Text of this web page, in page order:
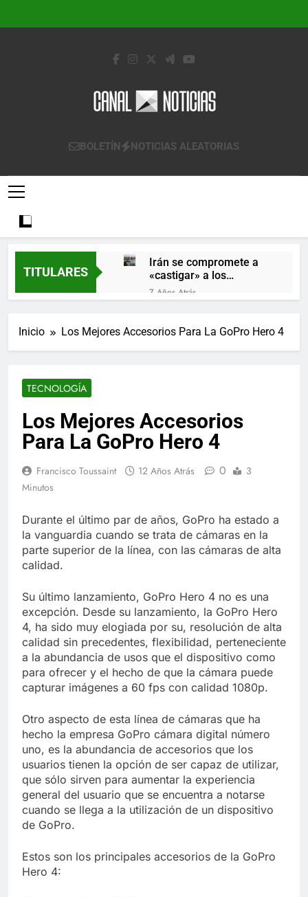
Canal Noticias
Canal Noticias
BOLETÍN NOTICIAS ALEATORIAS
TITULARES
Irán se compromete a
«castigar» a los
responsables de
derribar un avión
realizan arrestos
7 Años Atrás
Estados Unidos de
7 Años Atrás
Los últimos paquetes
restaurador, Carl Ruiz,
muere a los 44 años
7 Años Atrás
La familia Kennedy
miembro de la familia
7 Años Atrás
Especiales en México,
Chile, Argentina,
Colombia, Perú ,
Ecuador, Costa Rica y
7 Años Atrás
Veona Skin Care
Crema Precios –
México – Descuentos
Masivos en Mercado
Libre
7 Años Atrás
Crucero en México te
lleva a lugares
paranormales con
binoculares de visión
nocturna y reuniones de
secuestrados
7 Años Atrás
La Inteligencia Artificial
deepfake de Samsung
fabrica un clip de
sola foto
Inicio Los Mejores Accesorios Para La GoPro Hero 4
TECNOLOGÍA
Los Mejores Accesorios
Para La GoPro Hero 4
Francisco Toussaint 12 Años Atrás 0
3
Minutos
Durante el último par de años, GoPro ha estado a
la vanguardia cuando se trata de cámaras en la
parte superior de la línea, con las cámaras de alta
calidad.
Su último lanzamiento, GoPro Hero 4 no es una
excepción. Desde su lanzamiento, la GoPro Hero
4, ha sido muy elogiada por su, resolución de alta
calidad sin precedentes, flexibilidad, perteneciente
a la abundancia de usos que el dispositivo como
para ofrecer y el hecho de que la cámara puede
capturar imágenes a 60 fps con calidad 1080p.
Otro aspecto de esta línea de cámaras que ha
hecho la empresa GoPro cámara digital número
uno, es la abundancia de accesorios que los
usuarios tienen la opción de ser capaz de utilizar,
que sólo sirven para aumentar la experiencia
general del usuario que se encuentra a notarse
cuando se llega a la utilización de un dispositivo
de GoPro.
Estos son los principales accesorios de la GoPro
Hero 4: